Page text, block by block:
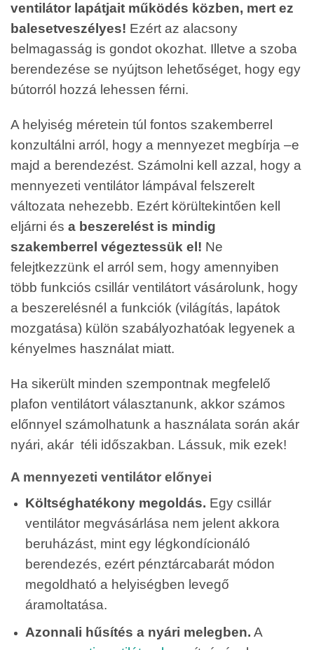
ventilátor lapátjait működés közben, mert ez
balesetveszélyes! Ezért az alacsony
belmagasság is gondot okozhat. Illetve a szoba
berendezése se nyújtson lehetőséget, hogy egy
bútorról hozzá lehessen férni.
A helyiség méretein túl fontos szakemberrel
konzultálni arról, hogy a mennyezet megbírja –e
majd a berendezést. Számolni kell azzal, hogy a
mennyezeti ventilátor lámpával felszerelt
változata nehezebb. Ezért körültekintően kell
eljárni és a beszerelést is mindig
szakemberrel végeztessük el! Ne
felejtkezzünk el arról sem, hogy amennyiben
több funkciós csillár ventilátort vásárolunk, hogy
a beszerelésnél a funkciók (világítás, lapátok
mozgatása) külön szabályozhatóak legyenek a
kényelmes használat miatt.
Ha sikerült minden szempontnak megfelelő
plafon ventilátort választanunk, akkor számos
előnnyel számolhatunk a használata során akár
nyári, akár téli időszakban. Lássuk, mik ezek!
A mennyezeti ventilátor előnyei
Költséghatékony megoldás. Egy csillár
ventilátor megvásárlása nem jelent akkora
beruházást, mint egy légkondícionáló
berendezés, ezért pénztárcabarát módon
megoldható a helyiségben levegő
áramoltatása.
Azonnali hűsítés a nyári melegben. A